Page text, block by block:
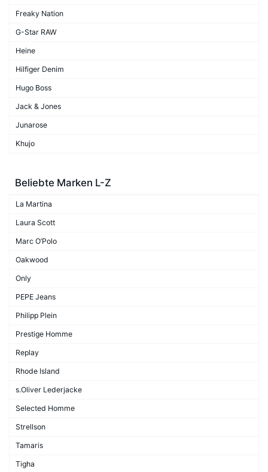
Freaky Nation
G-Star RAW
Heine
Hilfiger Denim
Hugo Boss
Jack & Jones
Junarose
Khujo
Beliebte Marken L-Z
La Martina
Laura Scott
Marc O’Polo
Oakwood
Only
PEPE Jeans
Philipp Plein
Prestige Homme
Replay
Rhode Island
s.Oliver Lederjacke
Selected Homme
Strellson
Tamaris
Tigha